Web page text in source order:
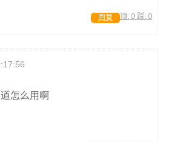
顶: 0 踩: 0
回复
怎么用啊